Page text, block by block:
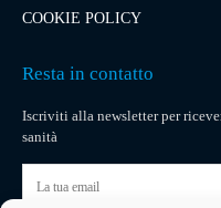
COOKIE POLICY
Resta in contatto
Iscriviti alla newsletter per
sanità